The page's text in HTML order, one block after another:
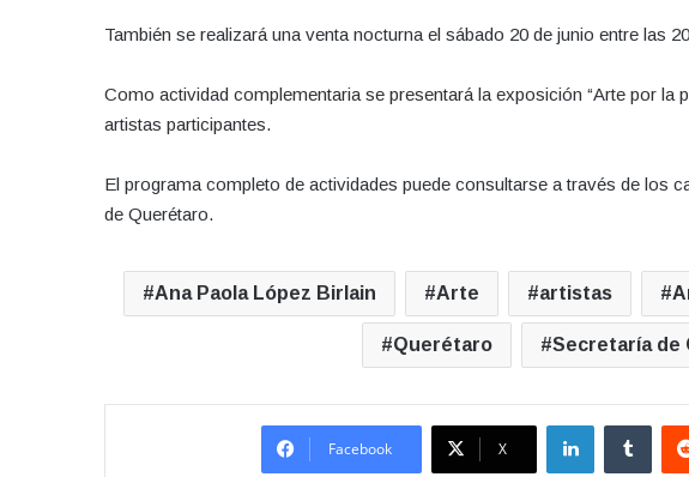
También se realizará una venta nocturna el sábado 20 de junio entre las
Como actividad complementaria se presentará la exposición “Arte por la
artistas participantes.
El programa completo de actividades puede consultarse a través de los
de Querétaro.
Ana Paola López Birlain Arte artistas
Querétaro Secretaría de
Facebook X
LinkedIn